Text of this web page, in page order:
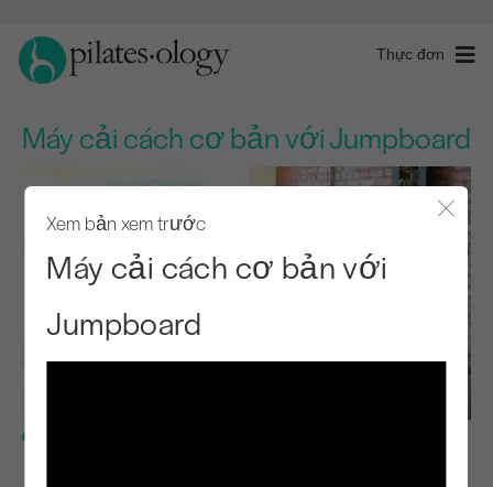
Thực đơn
Máy cải cách cơ bản với Jumpboard
Xem bản xem trước
Máy cải cách cơ bản với
Jumpboard